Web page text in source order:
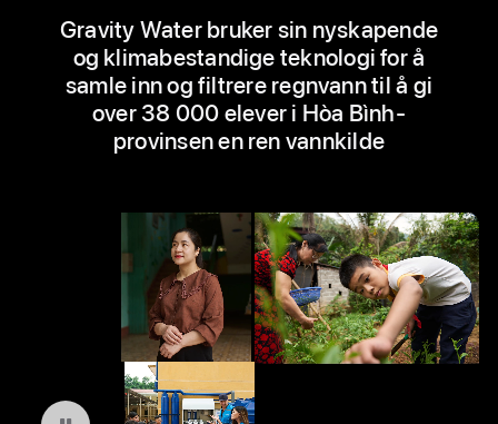
Gravity Water bruker sin nyskapende
og klimabestandige teknologi for å
samle inn og filtrere regnvann til å gi
over 38 000 elever i Hòa Bình-
provinsen en ren vannkilde